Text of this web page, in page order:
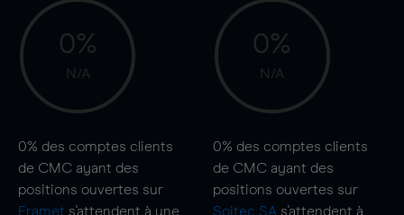
0%
N/A
0% des comptes clients
de CMC ayant des
positions ouvertes sur
Eramet s'attendent à une
0%
N/A
0% des comptes clients
de CMC ayant des
positions ouvertes sur
Soitec SA s'attendent à